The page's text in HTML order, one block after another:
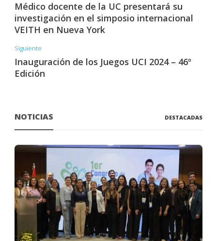
Médico docente de la UC presentará su
investigación en el simposio internacional
VEITH en Nueva York
Siguiente
Inauguración de los Juegos UCI 2024 – 46º
Edición
NOTICIAS DESTACADAS